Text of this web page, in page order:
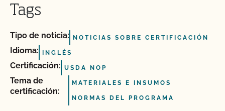
Tags
Tipo de noticia: NOTICIAS SOBRE CERTIFICACIÓN
Idioma: INGLÉS
Certificación: USDA NOP
Tema de
certificación:
MATERIALES E INSUMOS
NORMAS DEL PROGRAMA